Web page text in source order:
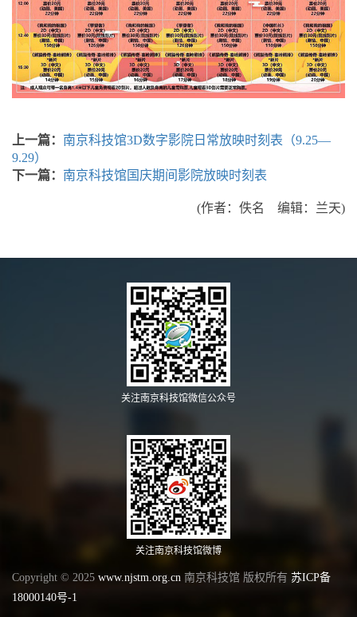
上一篇： 南京科技馆3D数字影院日常放映时刻表（9.25—
9.29）
下一篇： 南京科技馆国庆期间影院放映时刻表
(作者：佚名 编辑：兰天)
关注南京科技馆微信公众号
关注南京科技馆微博
Copyright © 2025 www.njstm.org.cn 南京科技馆 版权所有 苏ICP备
18000140号-1